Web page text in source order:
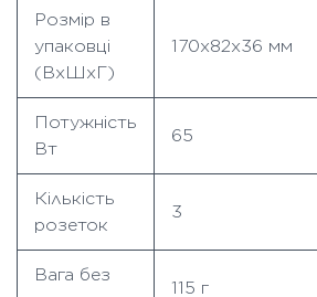
Розмір в
упаковці
(ВхШхГ)
170х82х36 мм
Потужність
Вт
65
Кількість
розеток
3
Вага без
115 г